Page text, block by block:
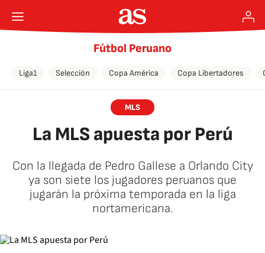
Fútbol Peruano
Liga1 Selección Copa América Copa Libertadores
MLS
La MLS apuesta por Perú
Con la llegada de Pedro Gallese a Orlando City
ya son siete los jugadores peruanos que
jugarán la próxima temporada en la liga
nortamericana.